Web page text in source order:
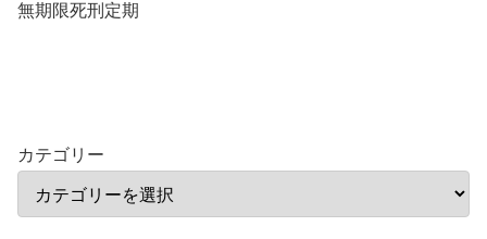
無期限死刑定期
カテゴリー